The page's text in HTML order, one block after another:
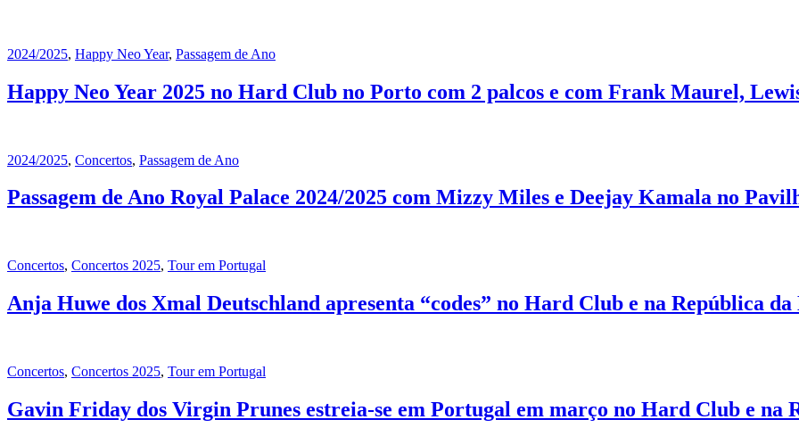
2024/2025, Happy Neo Year, Passagem de Ano
Happy Neo Year 2025 no Hard Club no Porto com 2 palcos e com Frank Maurel,
2024/2025, Concertos, Passagem de Ano
Passagem de Ano Royal Palace 2024/2025 com Mizzy Miles e Deejay Kamala no
Concertos, Concertos 2025, Tour em Portugal
Anja Huwe dos Xmal Deutschland apresenta “codes” no Hard Club e na República
Concertos, Concertos 2025, Tour em Portugal
Gavin Friday dos Virgin Prunes estreia-se em Portugal em março no Hard Club e na